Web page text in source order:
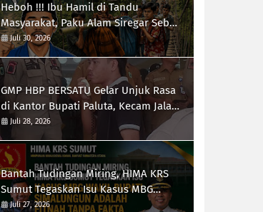
Heboh !!! Ibu Hamil di Tandu
Masyarakat, Paku Alam Siregar Sebut
Infrastruktur Kab.Paluta "Parah"
Juli 30, 2026
GMP HBP BERSATU Gelar Unjuk Rasa
di Kantor Bupati Paluta, Kecam Jalan
Rusak 20 Desa
Juli 28, 2026
Bantah Tudingan Miring, HIMA KRS
Sumut Tegaskan Isu Kasus MBG
Wakil Bupati Simalungun Adalah
Juli 27, 2026